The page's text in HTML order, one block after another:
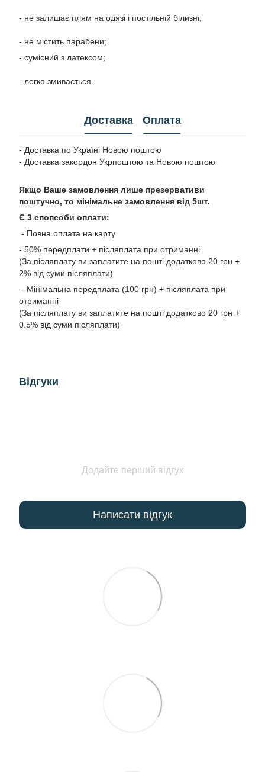
- не залишає плям на одязі і постільній білизні;
- не містить парабени;
- сумісний з латексом;
- легко змивається.
Доставка Оплата
- Доставка по Україні Новою поштою
- Доставка закордон Укрпоштою та Новою поштою
Якщо Ваше замовлення лише презервативи
поштучно, то мінімальне замовлення від 5шт.
Є 3 спопсоби оплати:
- Повна оплата на карту
- 50% передплати + післяплата при отриманні
(За післяплату ви заплатите на пошті додатково 20 грн +
2% від суми післяплати)
- Мінімальна передплата (100 грн) + післяплата при
отриманні
(За післяплату ви заплатите на пошті додатково 20 грн +
0.5% від суми післяплати)
Відгуки
Додайте перший відгук
Написати відгук